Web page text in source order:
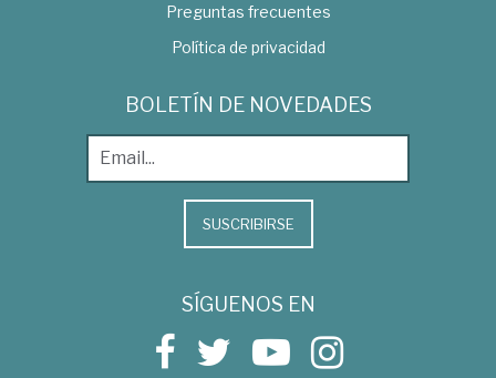
Preguntas frecuentes
Política de privacidad
BOLETÍN DE NOVEDADES
SUSCRIBIRSE
SÍGUENOS EN